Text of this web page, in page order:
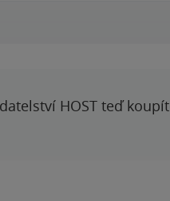
HOST teď